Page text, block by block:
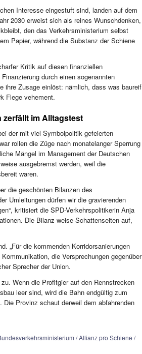
Interesse eingestuft sind, landen auf dem
2030 erweist sich als reines Wunschdenken,
den das Verkehrsministerium selbst
Papier, während die Substanz der Schiene
Kritik auf diesen finanziellen
durch einen sogenannten
ihre Zusage einlöst: nämlich, dass was baureif
Flege vehement.
im Alltagstest
der mit viel Symbolpolitik gefeierten
rollen die Züge nach monatelanger Sperrung
Mängel im Management der Deutschen
ausgebremst werden, weil die
waren.
die geschönten Bilanzen des
Umleitungen dürfen wir die gravierenden
kritisiert die SPD-Verkehrspolitikerin Anja
Die Bilanz weise Schattenseiten auf,
„Für die kommenden Korridorsanierungen
die Versprechungen gegenüber
Sprecher der Union.
Wenn die Profitgier auf den Rennstrecken
leer sind, wird die Bahn endgültig zum
Provinz schaut derweil dem abfahrenden
/ Allianz pro Schiene /